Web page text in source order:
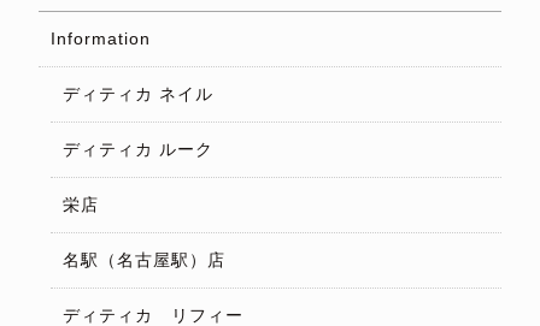
Information
ディティカ ネイル
ディティカ ルーク
栄店
名駅（名古屋駅）店
ディティカ リフィー